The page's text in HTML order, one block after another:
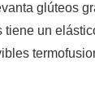
glúteos
un